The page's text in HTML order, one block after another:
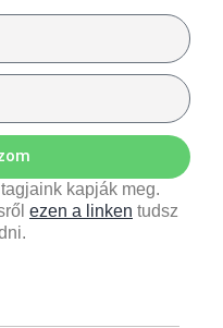
kapják meg.
ezen a linken tudsz